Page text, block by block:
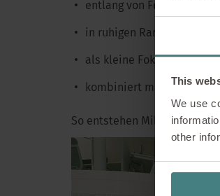
This
We use
other
entlang von Fensterfronten
in ruhigen Randbereichen
als kleine Fokus-
kombiniert mit akustisch
So entstehen Mikro-